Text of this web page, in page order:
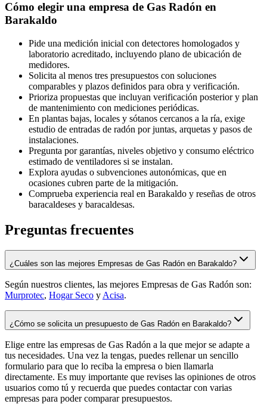
Cómo elegir una empresa de Gas Radón en
Barakaldo
Pide una medición inicial con detectores homologados y
laboratorio acreditado, incluyendo plano de ubicación de
medidores.
Solicita al menos tres presupuestos con soluciones
comparables y plazos definidos para obra y verificación.
Prioriza propuestas que incluyan verificación posterior y plan
de mantenimiento con mediciones periódicas.
En plantas bajas, locales y sótanos cercanos a la ría, exige
estudio de entradas de radón por juntas, arquetas y pasos de
instalaciones.
Pregunta por garantías, niveles objetivo y consumo eléctrico
estimado de ventiladores si se instalan.
Explora ayudas o subvenciones autonómicas, que en
ocasiones cubren parte de la mitigación.
Comprueba experiencia real en Barakaldo y reseñas de otros
baracaldeses y baracaldesas.
Preguntas frecuentes
¿Cuáles son las mejores Empresas de Gas Radón en Barakaldo?
Según nuestros clientes, las mejores Empresas de Gas Radón son:
Murprotec, Hogar Seco y Acisa.
¿Cómo se solicita un presupuesto de Gas Radón en Barakaldo?
Elige entre las empresas de Gas Radón a la que mejor se adapte a
tus necesidades. Una vez la tengas, puedes rellenar un sencillo
formulario para que lo reciba la empresa o bien llamarla
directamente. Es muy importante que revises las opiniones de otros
usuarios como tú y recuerda que puedes contactar con varias
empresas para poder comparar presupuestos.